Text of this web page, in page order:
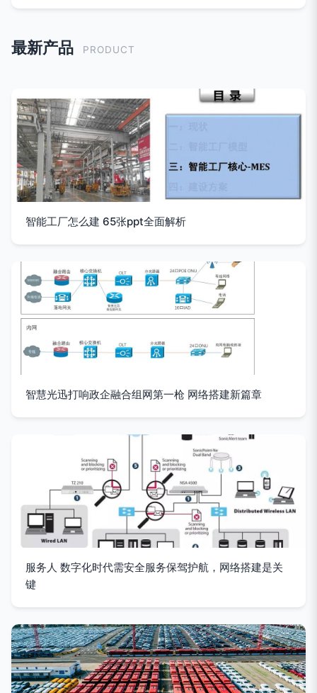
最新产品 PRODUCT
智能工厂怎么建 65张ppt全面解析
智慧光迅打响政企融合组网第一枪 网络搭建新篇章
服务人 数字化时代需安全服务保驾护航，网络搭建是关
键